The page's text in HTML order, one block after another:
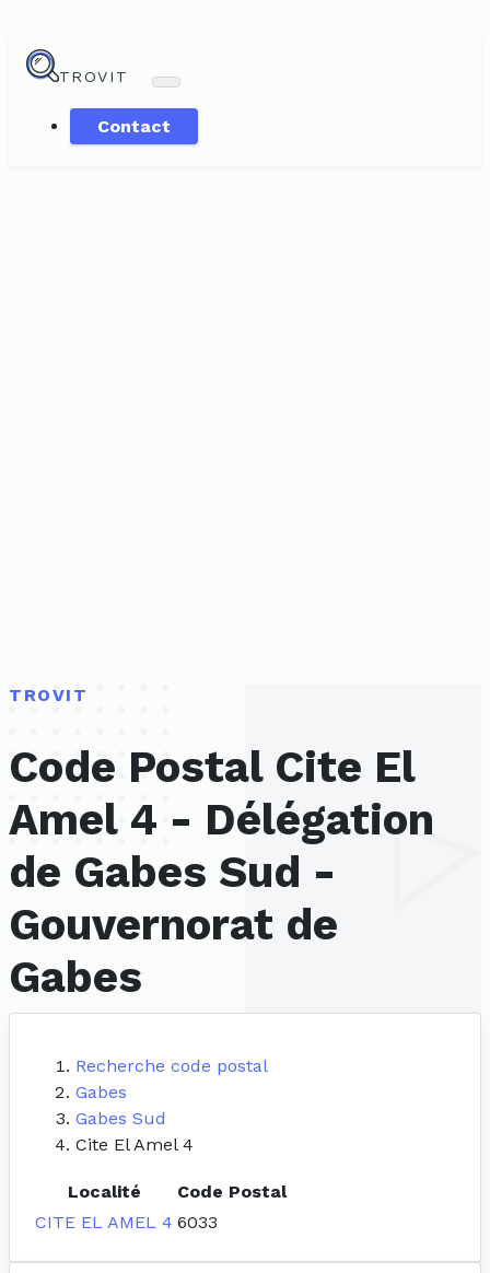
TROVIT
Contact
TROVIT
Code Postal Cite El
Amel 4 - Délégation
de Gabes Sud -
Gouvernorat de
Gabes
Recherche code postal
Gabes
Gabes Sud
Cite El Amel 4
Localité
Code Postal
CITE EL AMEL 4 6033